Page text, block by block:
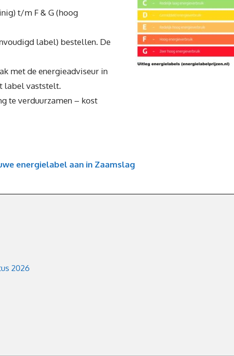
t/m F & G (hoog
label) bestellen. De
met de energieadviseur in
label vaststelt.
te verduurzamen – kost
energielabel aan in Zaamslag
2026